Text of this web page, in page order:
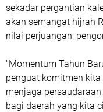
sekadar pergantian
akan semangat hijrah
nilai perjuangan,
"Momentum Tahun
penguat komitmen
menjaga
bagi daerah yang kita